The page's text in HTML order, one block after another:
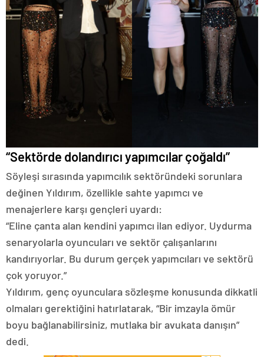
“Sektörde dolandırıcı yapımcılar çoğaldı”
Söyleşi sırasında yapımcılık sektöründeki sorunlara
değinen Yıldırım, özellikle sahte yapımcı ve
menajerlere karşı gençleri uyardı:
“Eline çanta alan kendini yapımcı ilan ediyor. Uydurma
senaryolarla oyuncuları ve sektör çalışanlarını
kandırıyorlar. Bu durum gerçek yapımcıları ve sektörü
çok yoruyor.”
Yıldırım, genç oyunculara sözleşme konusunda dikkatli
olmaları gerektiğini hatırlatarak, “Bir imzayla ömür
boyu bağlanabilirsiniz, mutlaka bir avukata danışın”
dedi.